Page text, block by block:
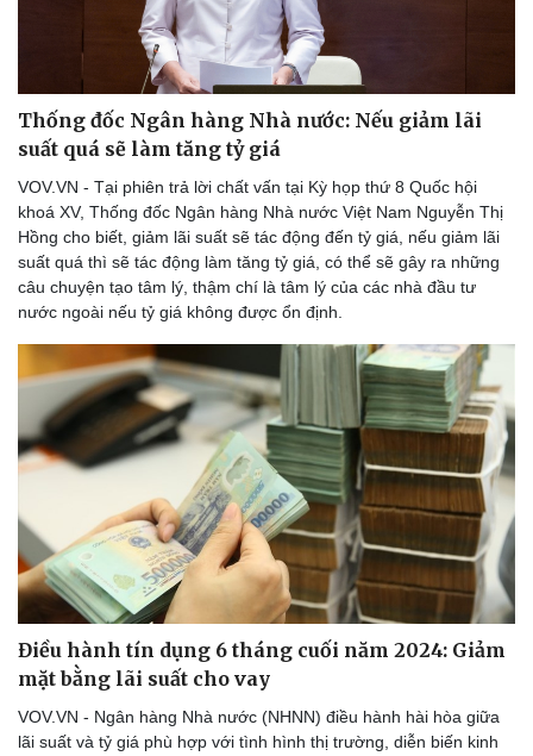
Thể thao
Bóng đá
Lịch thi đấu bóng đá
Thế giới thể thao
eSports
Hậu trường
Ô tô - Xe máy
Ô tô
Xe máy
Tư vấn
Thống đốc Ngân hàng Nhà nước: Nếu giảm lãi
suất quá sẽ làm tăng tỷ giá
VOV.VN - Tại phiên trả lời chất vấn tại Kỳ họp thứ 8 Quốc hội
khoá XV, Thống đốc Ngân hàng Nhà nước Việt Nam Nguyễn Thị
Hồng cho biết, giảm lãi suất sẽ tác động đến tỷ giá, nếu giảm lãi
suất quá thì sẽ tác động làm tăng tỷ giá, có thể sẽ gây ra những
câu chuyện tạo tâm lý, thậm chí là tâm lý của các nhà đầu tư
nước ngoài nếu tỷ giá không được ổn định.
Điều hành tín dụng 6 tháng cuối năm 2024: Giảm
mặt bằng lãi suất cho vay
VOV.VN - Ngân hàng Nhà nước (NHNN) điều hành hài hòa giữa
lãi suất và tỷ giá phù hợp với tình hình thị trường, diễn biến kinh